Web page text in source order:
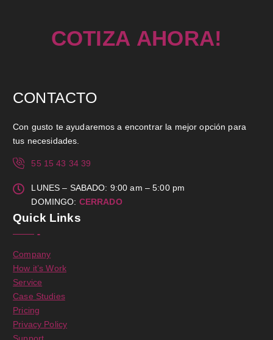
COTIZA AHORA!
CONTACTO
Con gusto te ayudaremos a encontrar la mejor opción para
tus necesidades.
55 15 43 34 39
LUNES – SABADO: 9:00 am – 5:00 pm
DOMINGO: CERRADO
Quick Links
Company
How it’s Work
Service
Case Studies
Pricing
Privacy Policy